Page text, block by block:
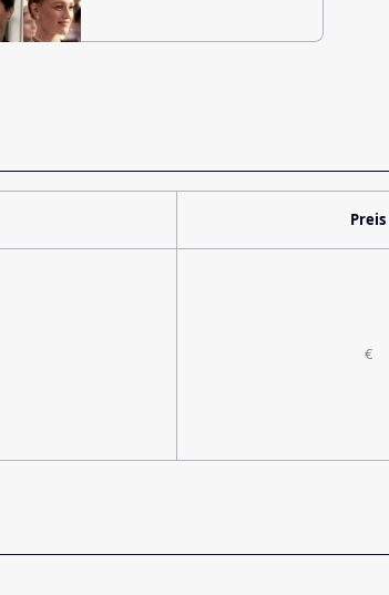
Preis
€